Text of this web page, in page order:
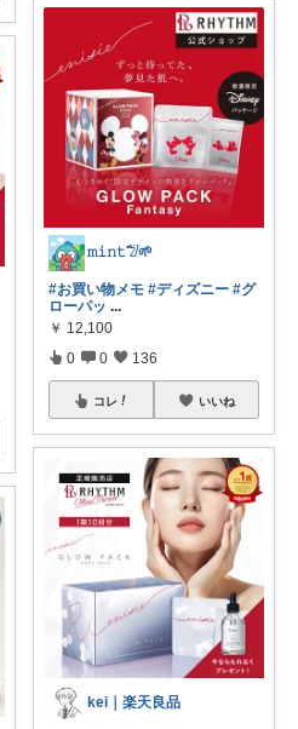
𝚖𝚒𝚗𝚝𓅿🌱
#お買い物メモ #ディズニー #グ
ローパッ ...
￥ 12,100
0 0 136
コレ いいね
kei｜楽天良品